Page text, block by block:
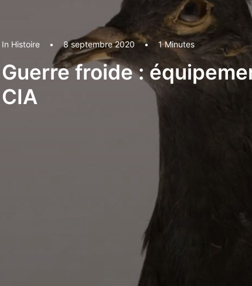
In Histoire • 8 septembre 2020 • 1 Minutes
Guerre froide :
CIA